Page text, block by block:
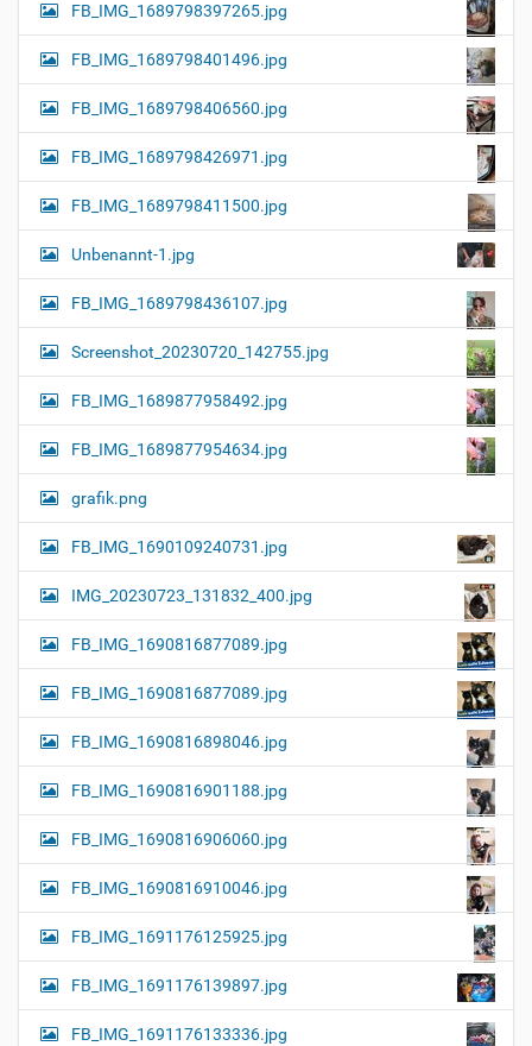
FB_IMG_1689798397265.jpg
FB_IMG_1689798401496.jpg
FB_IMG_1689798406560.jpg
FB_IMG_1689798426971.jpg
FB_IMG_1689798411500.jpg
Unbenannt-1.jpg
FB_IMG_1689798436107.jpg
Screenshot_20230720_142755.jpg
FB_IMG_1689877958492.jpg
FB_IMG_1689877954634.jpg
grafik.png
FB_IMG_1690109240731.jpg
IMG_20230723_131832_400.jpg
FB_IMG_1690816877089.jpg
FB_IMG_1690816877089.jpg
FB_IMG_1690816898046.jpg
FB_IMG_1690816901188.jpg
FB_IMG_1690816906060.jpg
FB_IMG_1690816910046.jpg
FB_IMG_1691176125925.jpg
FB_IMG_1691176139897.jpg
FB_IMG_1691176133336.jpg